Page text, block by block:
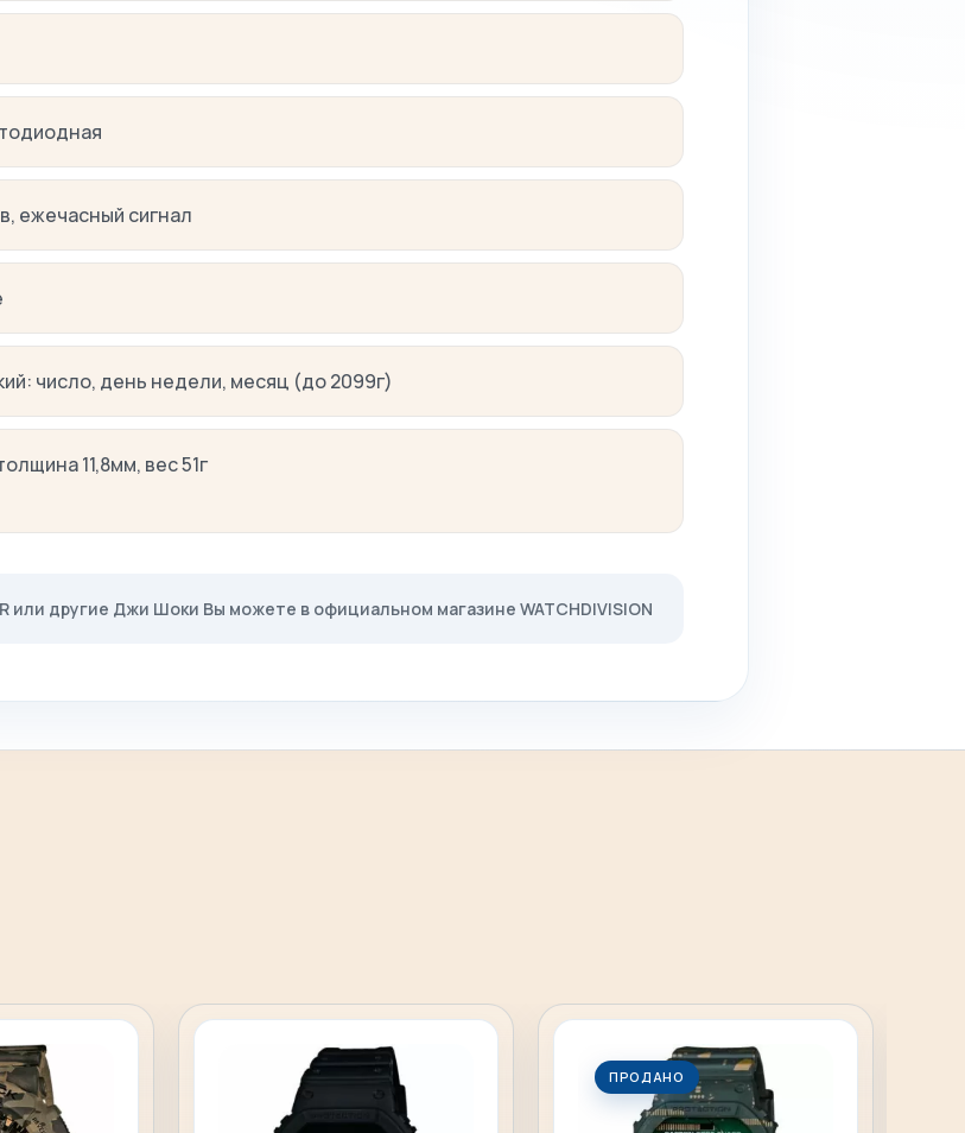
ежечасный сигнал
число, день недели, месяц (до 2099г)
11,8мм, вес 51г
или другие Джи Шоки Вы можете в официальном магазине WATCHDIVISION
ПРОДАНО